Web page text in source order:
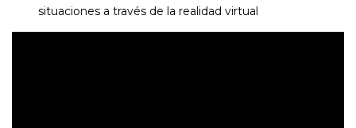
situaciones a través de la realidad virtual